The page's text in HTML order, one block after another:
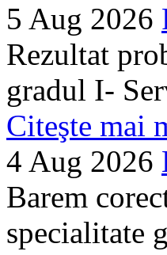
5 Aug 2026
Rezultat
gradul I-
Citeşte mai
4 Aug 2026
Barem
specialitate